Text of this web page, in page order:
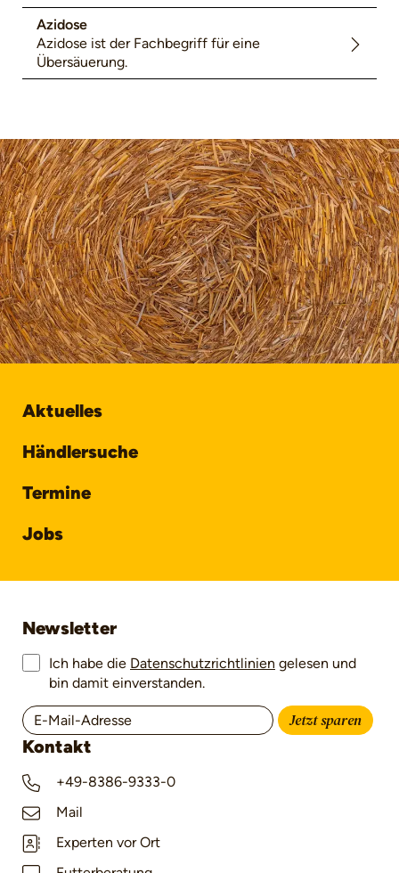
Azidose
Azidose ist der Fachbegriff für eine
Übersäuerung.
Aktuelles
Händlersuche
Termine
Jobs
Newsletter
Ich habe die Datenschutzrichtlinien gelesen und
bin damit einverstanden.
Jetzt sparen
Kontakt
+49-8386-9333-0
Mail
Experten vor Ort